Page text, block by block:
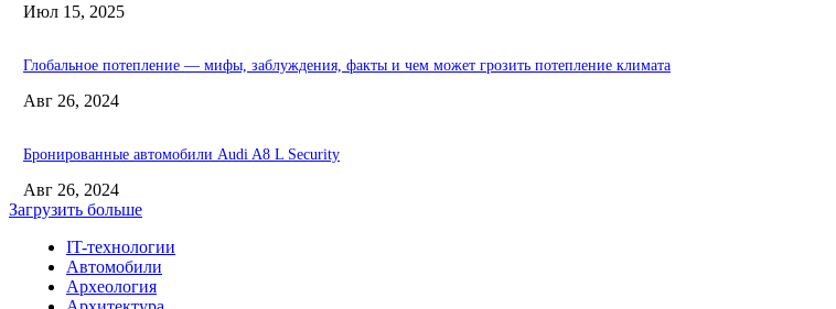
Июл 15, 2025
Глобальное потепление — мифы, заблуждения, факты и чем может грозить потепление климата
Авг 26, 2024
Бронированные автомобили Audi A8 L Security
Авг 26, 2024
Загрузить больше
IT-технологии
Автомобили
Археология